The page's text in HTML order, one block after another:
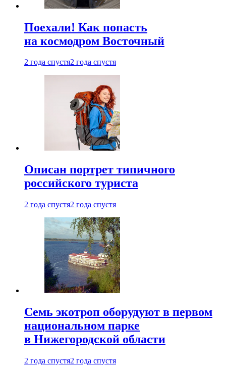
Поехали! Как попасть
на космодром Восточный
2 года спустя2 года спустя
Описан портрет типичного
российского туриста
2 года спустя2 года спустя
Семь экотроп оборудуют в первом
национальном парке
в Нижегородской области
2 года спустя2 года спустя